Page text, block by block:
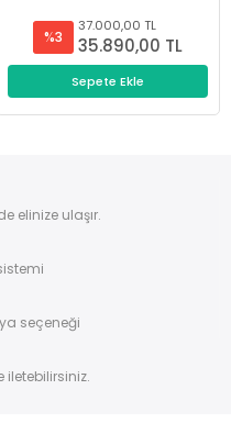
%3
37.000,00 TL
35.890,00 TL
Sepete Ekle
elinize ulaşır.
seçeneği
iletebilirsiniz.